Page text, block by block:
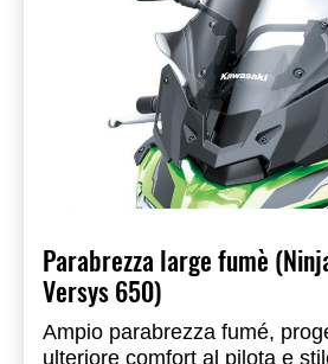
Parabrezza large fumè
Versys 650)
Ampio parabrezza fumé,
ulteriore comfort al pilota e